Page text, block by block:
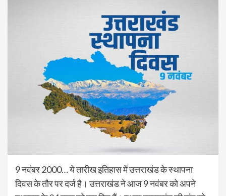
9 नवंबर 2000… ये तारीख इतिहास में उत्तराखंड के स्थापना
दिवस के तौर पर दर्ज है। उत्तराखंड ने आज 9 नवंबर को अपने